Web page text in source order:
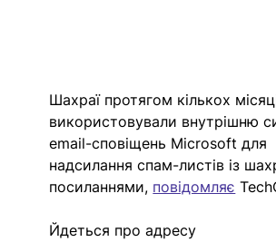
Шахраї протягом кількох
використовували внутрішню
email-сповіщень Microsoft для
надсилання спам-листів із
посиланнями, повідомляє
Йдеться про адресу